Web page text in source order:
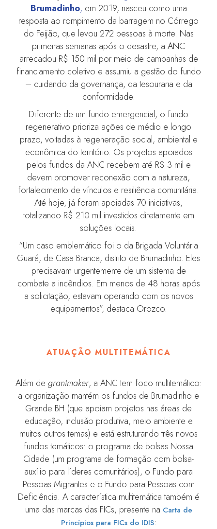
Brumadinho, em 2019, nasceu como uma
resposta ao rompimento da barragem no Córrego
do Feijão, que levou 272 pessoas à morte. Nas
primeiras semanas após o desastre, a ANC
arrecadou R$ 150 mil por meio de campanhas de
financiamento coletivo e assumiu a gestão do fundo
– cuidando da governança, da tesouraria e da
conformidade.
Diferente de um fundo emergencial, o fundo
regenerativo prioriza ações de médio e longo
prazo, voltadas à regeneração social, ambiental e
econômica do território. Os projetos apoiados
pelos fundos da ANC recebem até R$ 3 mil e
devem promover reconexão com a natureza,
fortalecimento de vínculos e resiliência comunitária.
Até hoje, já foram apoiadas 70 iniciativas,
totalizando R$ 210 mil investidos diretamente em
soluções locais.
“Um caso emblemático foi o da Brigada Voluntária
Guará, de Casa Branca, distrito de Brumadinho. Eles
precisavam urgentemente de um sistema de
combate a incêndios. Em menos de 48 horas após
a solicitação, estavam operando com os novos
equipamentos”, destaca Orozco.
ATUAÇÃO MULTITEMÁTICA
Além de grantmaker, a ANC tem foco multitemático:
a organização mantém os fundos de Brumadinho e
Grande BH (que apoiam projetos nas áreas de
educação, inclusão produtiva, meio ambiente e
muitos outros temas) e está estruturando três novos
fundos temáticos: o programa de bolsas Nossa
Cidade (um programa de formação com bolsa-
auxílio para líderes comunitários), o Fundo para
Pessoas Migrantes e o Fundo para Pessoas com
Deficiência. A característica multitemática também é
uma das marcas das FICs, presente na Carta de
Princípios para FICs do IDIS: